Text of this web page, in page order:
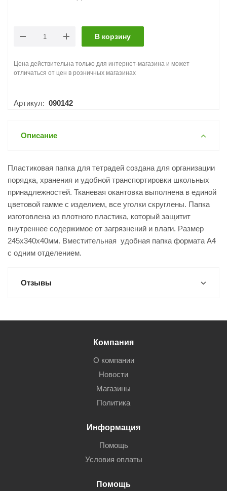
В корзину
Цена действительна только для интернет-магазина и может
отличаться от цен в розничных магазинах
Артикул: 090142
Описание
Пластиковая папка для тетрадей создана для организации
порядка, хранения и удобной транспортировки школьных
принадлежностей. Тканевая окантовка выполнена в единой
цветовой гамме с изделием, все уголки скруглены. Папка
изготовлена из плотного пластика, который защитит
внутреннее содержимое от загрязнений и влаги. Размер
245х340х40мм. Вместительная удобная папка формата А4
с одним отделением.
Отзывы
Компания
О компании
Новости
Магазины
Политика
Информация
Помощь
Условия оплаты
Помощь